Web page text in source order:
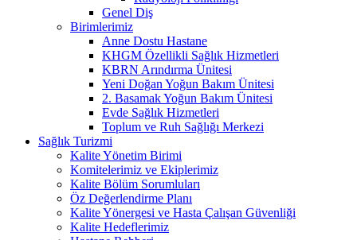
Genel Diş
Birimlerimiz
Anne Dostu Hastane
KHGM Özellikli Sağlık Hizmetleri
KBRN Arındırma Ünitesi
Yeni Doğan Yoğun Bakım Ünitesi
2. Basamak Yoğun Bakım Ünitesi
Evde Sağlık Hizmetleri
Toplum ve Ruh Sağlığı Merkezi
Sağlık Turizmi
Kalite Yönetim Birimi
Komitelerimiz ve Ekiplerimiz
Kalite Bölüm Sorumluları
Öz Değerlendirme Planı
Kalite Yönergesi ve Hasta Çalışan Güvenliği
Kalite Hedeflerimiz